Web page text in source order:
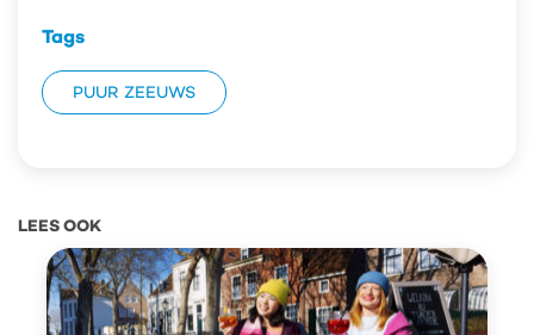
Tags
PUUR ZEEUWS
LEES OOK